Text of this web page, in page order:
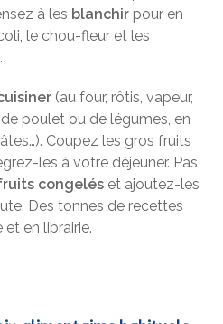
à les blanchir pour en
le chou-fleur et les
(au four, rôtis, vapeur,
poulet ou de légumes, en
Coupez les gros fruits
les à votre déjeuner. Pas
congelés et ajoutez-les
Des tonnes de recettes
en librairie.